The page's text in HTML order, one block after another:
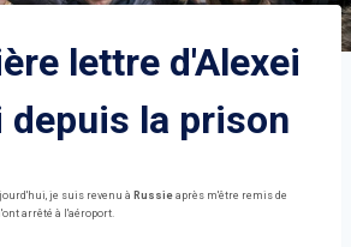
lettre d'Alexei
depuis la prison
je suis revenu à Russie après m'être remis de
arrêté à l'aéroport.